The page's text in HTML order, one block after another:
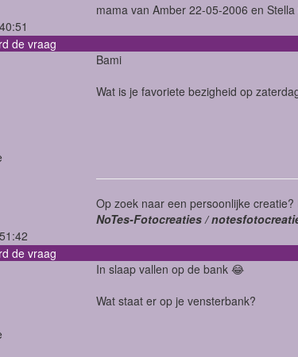
mama van Amber 22-05-2006 en
de vraag
Bami
Wat is je favoriete bezigheid op
Op zoek naar een persoonlijke
NoTes-Fotocreaties /
de vraag
In slaap vallen op de bank 😂
Wat staat er op je vensterbank?